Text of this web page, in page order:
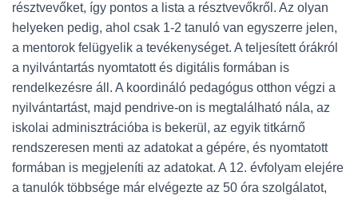
résztvevőket, így pontos a lista a résztvevőkről. Az olyan
helyeken pedig, ahol csak 1-2 tanuló van egyszerre jelen,
a mentorok felügyelik a tevékenységet. A teljesített órákról
a nyilvántartás nyomtatott és digitális formában is
rendelkezésre áll. A koordináló pedagógus otthon végzi a
nyilvántartást, majd pendrive-on is megtalálható nála, az
iskolai adminisztrációba is bekerül, az egyik titkárnő
rendszeresen menti az adatokat a gépére, és nyomtatott
formában is megjeleníti az adatokat. A 12. évfolyam elejére
a tanulók többsége már elvégezte az 50 óra szolgálatot,